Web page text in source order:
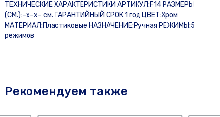
ТЕХНИЧЕСКИЕ ХАРАКТЕРИСТИКИ АРТИКУЛ:F14 РАЗМЕРЫ
(СМ.):–x–x– см. ГАРАНТИЙНЫЙ СРОК:1 год ЦВЕТ:Хром
МАТЕРИАЛ:Пластиковые НАЗНАЧЕНИЕ:Ручная РЕЖИМЫ:5
режимов
Рекомендуем также